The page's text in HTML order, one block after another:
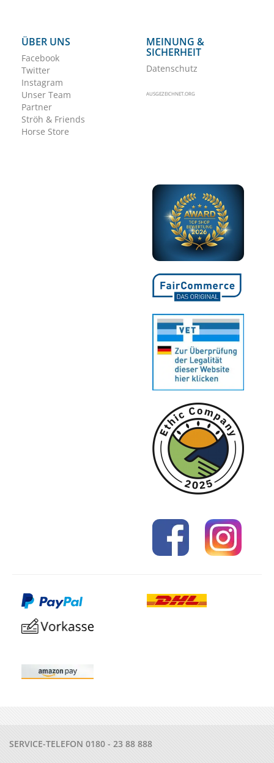
ÜBER UNS
Facebook
Twitter
Instagram
Unser Team
Partner
Ströh & Friends
Horse Store
MEINUNG &
SICHERHEIT
Datenschutz
AUSGEZEICHNET.ORG
SERVICE-TELEFON 0180 - 23 88 888